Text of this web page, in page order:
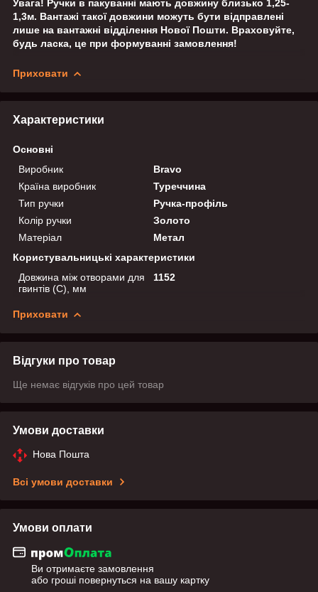
Увага! Ручки в пакуванні мають довжину близько 1,25-
1,3м. Вантажі такої довжини можуть бути відправлені
лише на вантажні відділення Нової Пошти. Враховуйте,
будь ласка, це при формуванні замовлення!
Приховати
Характеристики
Основні
Виробник
Bravo
Країна виробник
Туреччина
Тип ручки
Ручка-профіль
Колір ручки
Золото
Матеріал
Метал
Користувальницькі характеристики
Довжина між отворами для
гвинтів (C), мм
1152
Приховати
Відгуки про товар
Ще немає відгуків про цей товар
Умови доставки
Нова Пошта
Всі умови доставки
Умови оплати
Ви отримаєте замовлення
або гроші повернуться на вашу картку